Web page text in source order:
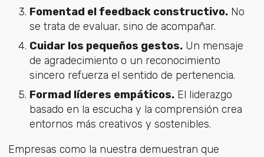
Fomentad el feedback constructivo.No
se trata de evaluar, sino de acompañar.
Cuidar los pequeños gestos.Un mensaje
de agradecimiento o un reconocimiento
sincero refuerza el sentido de pertenencia.
Formad líderes empáticos.El liderazgo
basado en la escucha y la comprensión crea
entornos más creativos y sostenibles.
Empresas como la nuestra demuestran que